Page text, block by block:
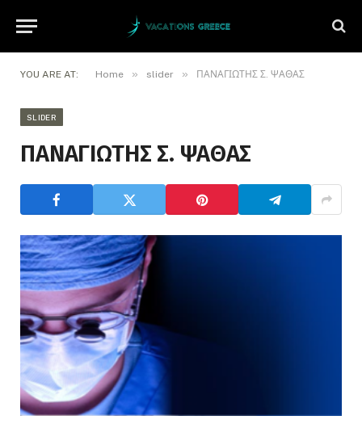
YOU ARE AT: Home » slider » ΠΑΝΑΓΙΩΤΗΣ Σ. ΨΑΘΑΣ
SLIDER
ΠΑΝΑΓΙΩΤΗΣ Σ. ΨΑΘΑΣ